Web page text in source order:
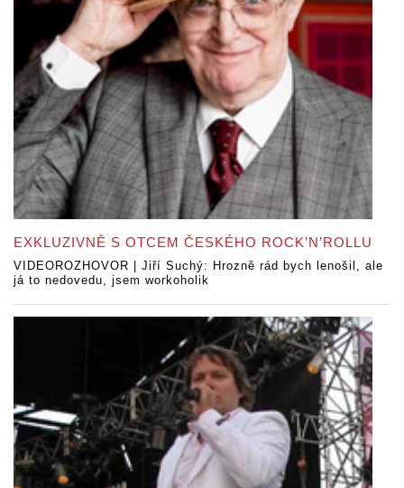
EXKLUZIVNĚ S OTCEM ČESKÉHO ROCK’N’ROLLU
VIDEOROZHOVOR | Jiří Suchý: Hrozně rád bych lenošil, ale
já to nedovedu, jsem workoholik